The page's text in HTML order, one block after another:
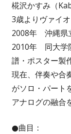
椛沢かすみ（
3歳よりヴァイオ
2008年 沖縄県
2010年 同大学
譜・ポスター製
現在、伴奏や合
がソロ・パート
アナログの融合
●曲目：